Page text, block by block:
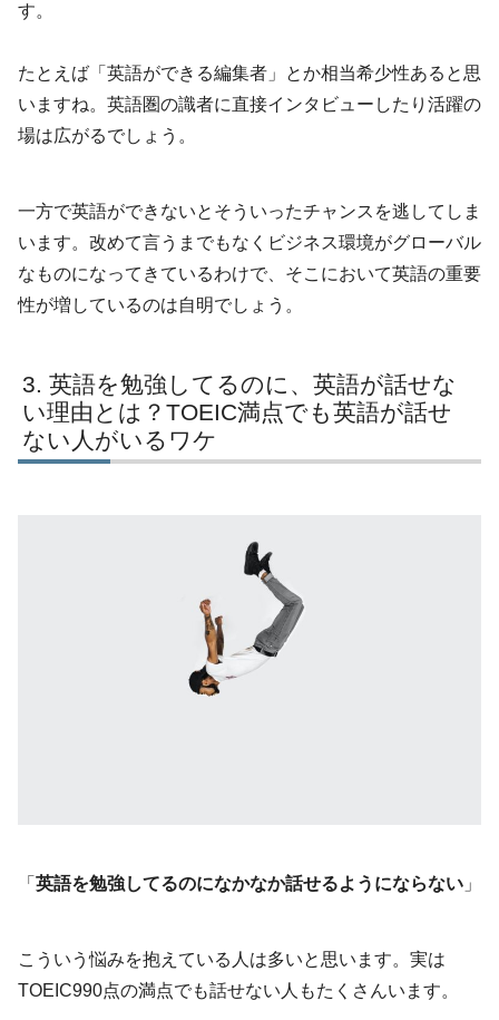
す。
たとえば「英語ができる編集者」とか相当希少性あると思
いますね。英語圏の識者に直接インタビューしたり活躍の
場は広がるでしょう。
一方で英語ができないとそういったチャンスを逃してしま
います。改めて言うまでもなくビジネス環境がグローバル
なものになってきているわけで、そこにおいて英語の重要
性が増しているのは自明でしょう。
英語を勉強してるのに、英語が話せな
い理由とは？TOEIC満点でも英語が話せ
ない人がいるワケ
「 英語を勉強してるのになかなか話せるようにならない 」
こういう悩みを抱えている人は多いと思います。実は
TOEIC990点の満点でも話せない人もたくさんいます。